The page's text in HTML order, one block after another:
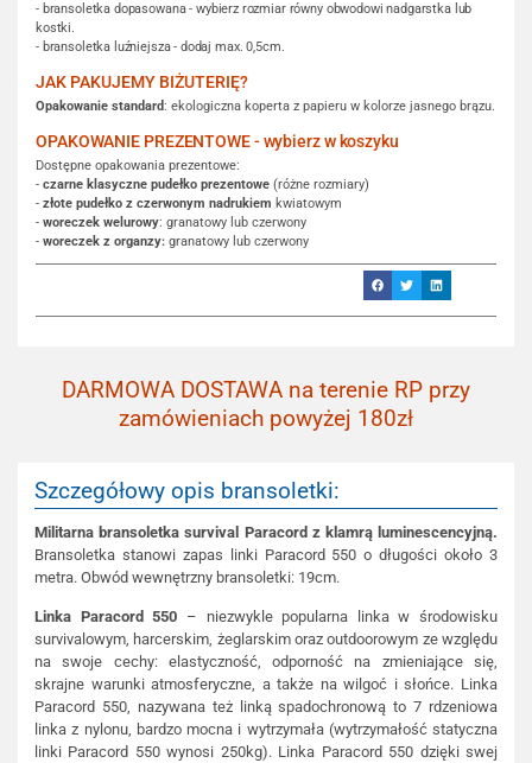
- bransoletka dopasowana - wybierz rozmiar równy obwodowi nadgarstka lub
kostki.
- bransoletka luźniejsza - dodaj max. 0,5cm.
JAK PAKUJEMY BIŻUTERIĘ?
Opakowanie standard: ekologiczna koperta z papieru w kolorze jasnego brązu.
OPAKOWANIE PREZENTOWE - wybierz w koszyku
Dostępne opakowania prezentowe:
- czarne klasyczne pudełko prezentowe (różne rozmiary)
- złote pudełko z czerwonym nadrukiem kwiatowym
- woreczek welurowy: granatowy lub czerwony
- woreczek z organzy: granatowy lub czerwony
DARMOWA DOSTAWA na terenie RP przy
zamówieniach powyżej 180zł
Szczegółowy opis bransoletki:
Militarna bransoletka survival Paracord z klamrą luminescencyjną.
Bransoletka stanowi zapas linki Paracord 550 o długości około 3
metra. Obwód wewnętrzny bransoletki: 19cm.
Linka Paracord 550 – niezwykle popularna linka w środowisku
survivalowym, harcerskim, żeglarskim oraz outdoorowym ze względu
na swoje cechy: elastyczność, odporność na zmieniające się,
skrajne warunki atmosferyczne, a także na wilgoć i słońce. Linka
Paracord 550, nazywana też linką spadochronową to 7 rdzeniowa
linka z nylonu, bardzo mocna i wytrzymała (wytrzymałość statyczna
linki Paracord 550 wynosi 250kg). Linka Paracord 550 dzięki swej